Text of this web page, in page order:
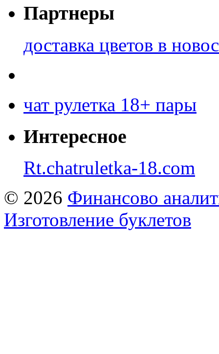
Партнеры
доставка цветов в
чат рулетка 18+ пары
Интересное
Rt.chatruletka-18.com
© 2026 Финансово
Изготовление буклетов